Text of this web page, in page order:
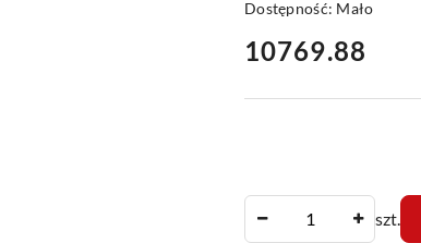
Dostępność: Mało
cena:
10769.88
szt.